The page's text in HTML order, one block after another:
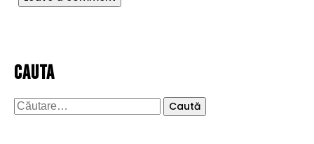
cauta
Caută